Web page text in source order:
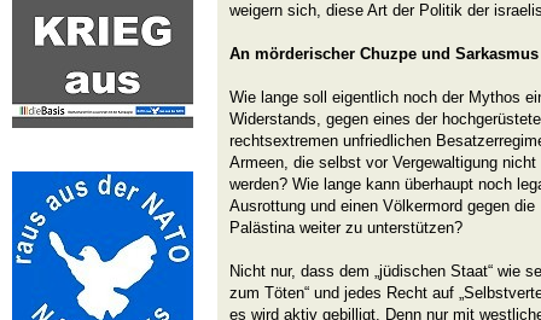
weigern sich, diese Art der Politik der
An mörderischer Chuzpe und
Wie lange soll eigentlich noch der Mythos
Widerstands, gegen eines der
rechtsextremen unfriedlichen
Armeen, die selbst vor Vergewaltigung
werden? Wie lange kann überhaupt noch
Ausrottung und einen Völkermord gegen
Palästina weiter zu unterstützen?
Nicht nur, dass dem „jüdischen Staat“ wie
zum Töten“ und jedes Recht auf
es wird aktiv gebilligt. Denn nur mit